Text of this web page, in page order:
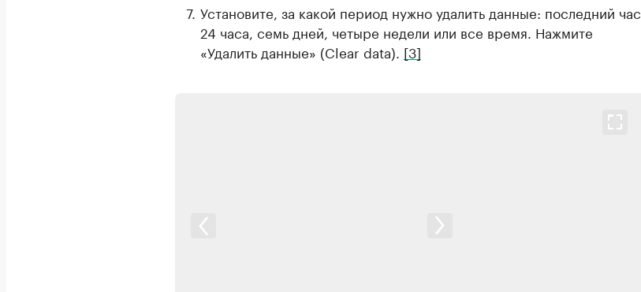
Установите, за какой период нужно удалить данные: последний час,
24 часа, семь дней, четыре недели или все время. Нажмите
«Удалить данные» (Clear data). [3]